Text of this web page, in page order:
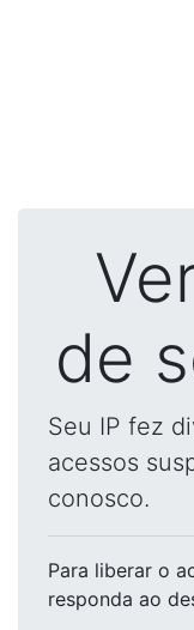
de
Seu IP fez
acessos
conosco.
Para liberar o
responda ao